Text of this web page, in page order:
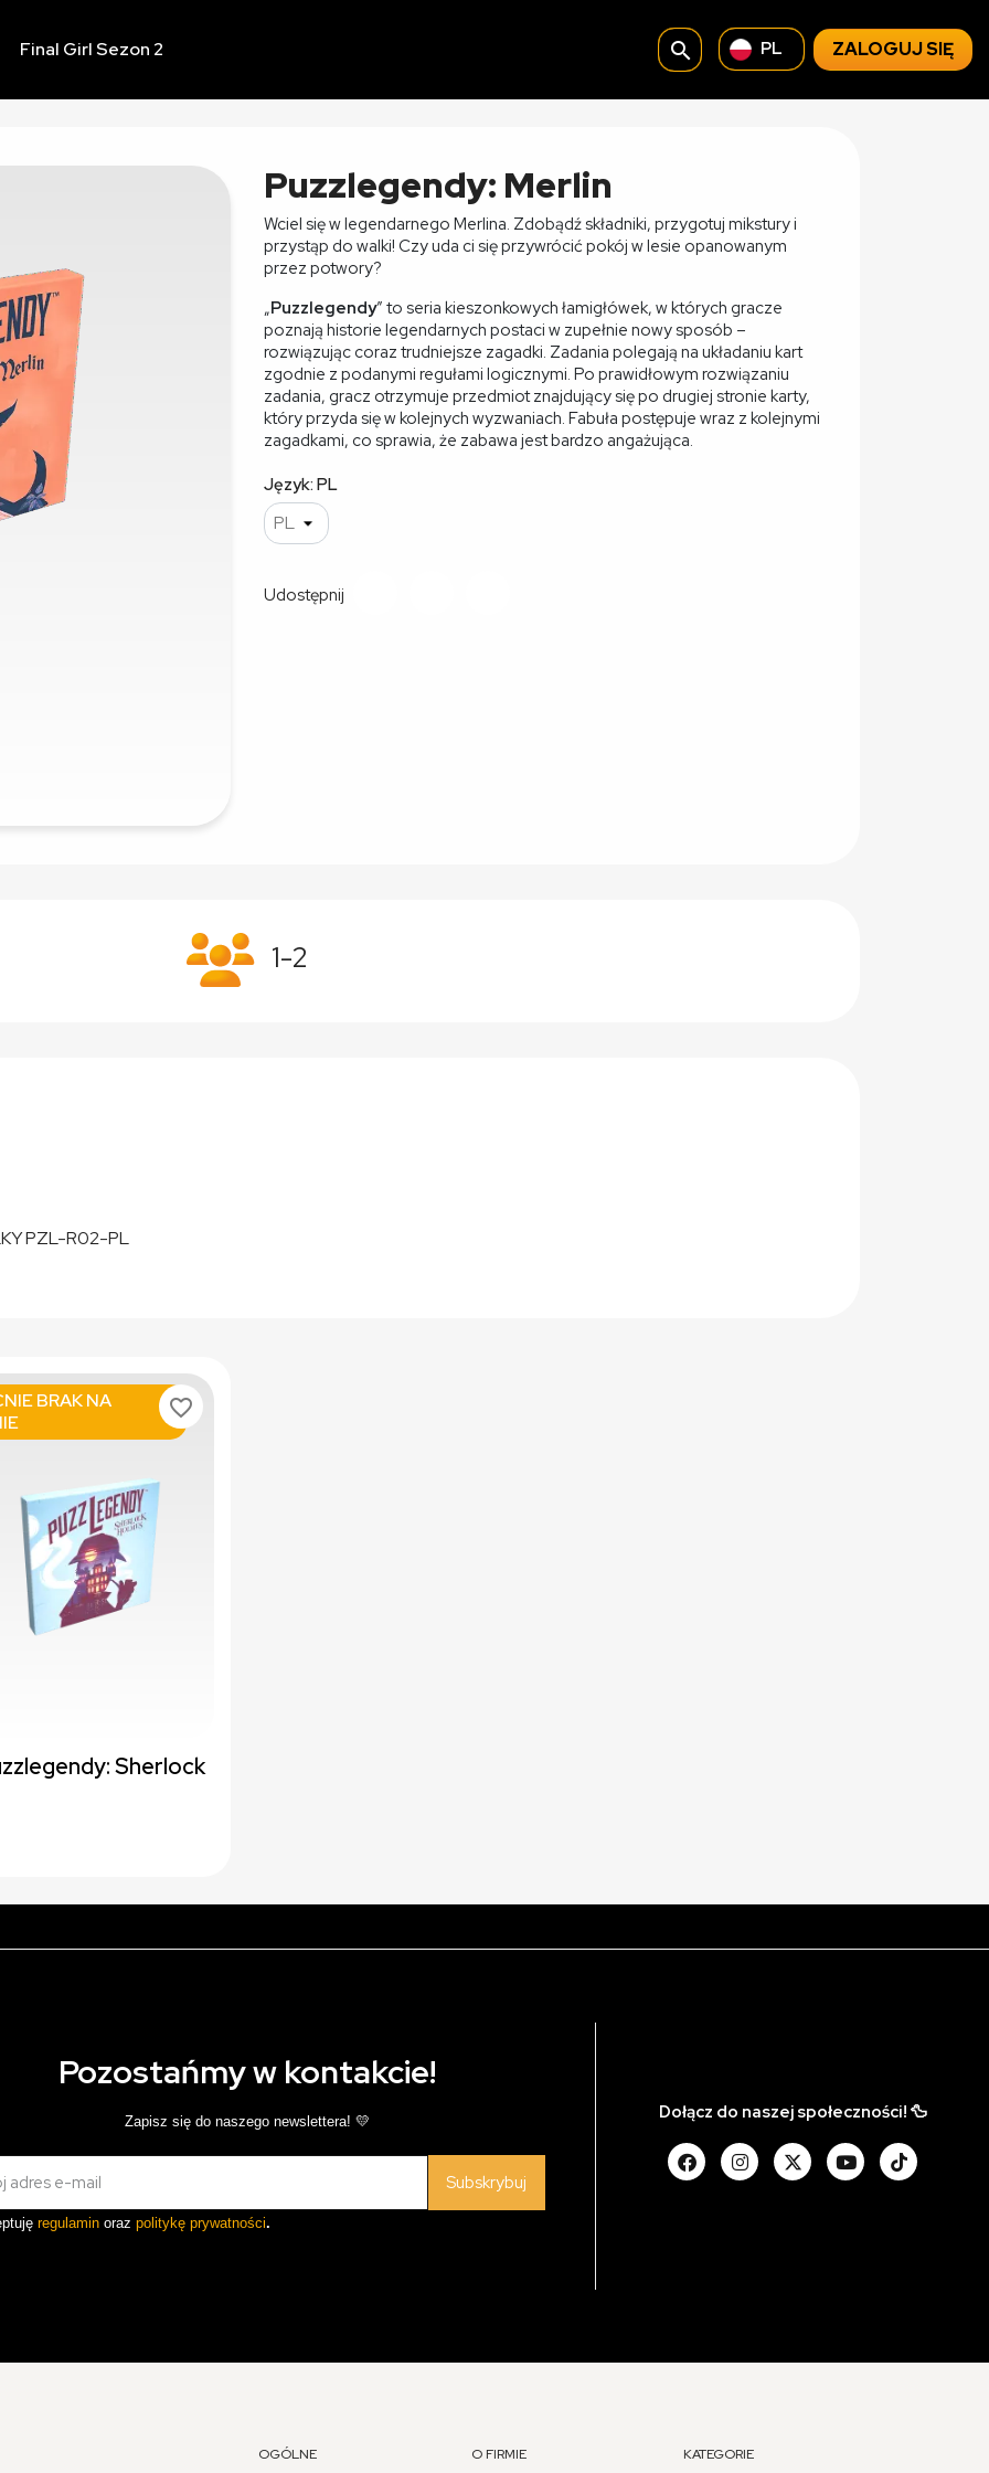
Final Girl Sezon 2 search PL ZALOGUJ SIĘ
Puzzlegendy: Merlin
Wciel się w legendarnego Merlina. Zdobądź składniki, przygotuj mikstury i
przystąp do walki! Czy uda ci się przywrócić pokój w lesie opanowanym
przez potwory?
„Puzzlegendy” to seria kieszonkowych łamigłówek, w których gracze
poznają historie legendarnych postaci w zupełnie nowy sposób –
rozwiązując coraz trudniejsze zagadki. Zadania polegają na układaniu kart
zgodnie z podanymi regułami logicznymi. Po prawidłowym rozwiązaniu
zadania, gracz otrzymuje przedmiot znajdujący się po drugiej stronie karty,
który przyda się w kolejnych wyzwaniach. Fabuła postępuje wraz z kolejnymi
zagadkami, co sprawia, że zabawa jest bardzo angażująca.
Język: PL
Udostępnij
1-2
PZL-R02-PL
Sherlock
BRAK NA
favorite_border
Pozostańmy w kontakcie!
Zapisz się do naszego newslettera! 💛
Subskrybuj
regulamin oraz politykę prywatności.
Dołącz do naszej społeczności! 🦆
OGÓLNE O FIRMIE KATEGORIE